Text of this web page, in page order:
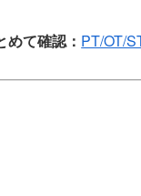
めて確認： PT/OT/